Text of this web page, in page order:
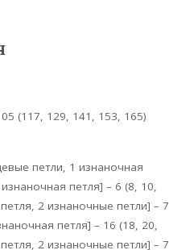
(117, 129, 141, 153, 165)
петли, 1 изнаночная
петля] – 6 (8, 10,
2 изнаночные петли] – 7
петля] – 16 (18, 20,
2 изнаночные петли] – 7